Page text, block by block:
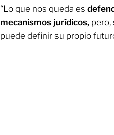
“Lo que nos queda es
mecanismos jurídicos, pero,
puede definir su propio